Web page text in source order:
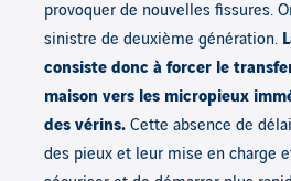
provoquer de nouvelles fissures.
sinistre de deuxième génération.
consiste donc à forcer le
maison vers les micropieux
des vérins. Cette absence de
des pieux et leur mise en charge